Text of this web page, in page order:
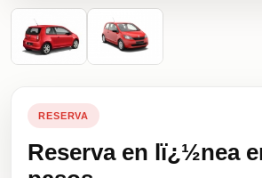
RESERVA
Reserva en lï¿½nea